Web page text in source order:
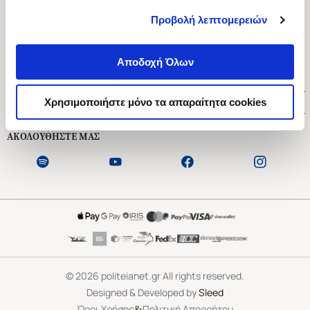
Προβολή λεπτομερειών
Αποδοχή Όλων
Χρησιμοποιήστε μόνο τα απαραίτητα cookies
Ασκληπιού 1-3, Αθήνα 106 79
Δευτέρα - Παρασκευή 09:00-21:00
Εξυπηρέτηση Πελατών
ΑΚΟΛΟΥΘΗΣΤΕ ΜΑΣ
©2026 politeianet.gr All rights reserved.
Designed & Developed bySleed